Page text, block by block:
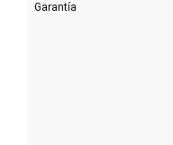
Garantía